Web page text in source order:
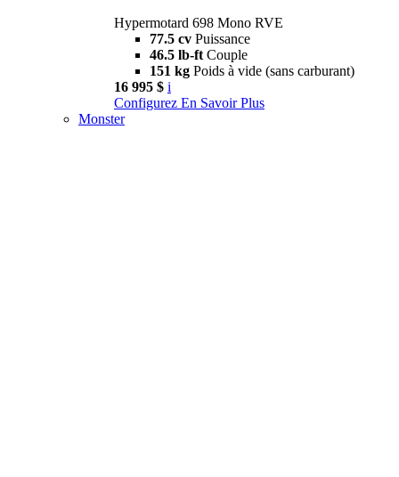
Hypermotard 698 Mono RVE
77.5 cv Puissance
46.5 lb-ft Couple
151 kg Poids à vide (sans carburant)
16 995 $ i
Configurez En Savoir Plus
Monster